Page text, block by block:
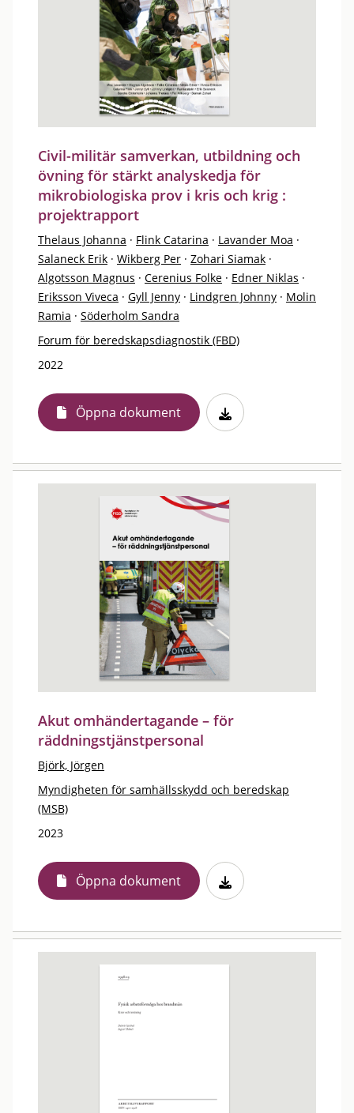
Civil-militär samverkan, utbildning och
övning för stärkt analyskedja för
mikrobiologiska prov i kris och krig :
projektrapport
Thelaus Johanna · Flink Catarina · Lavander Moa ·
Salaneck Erik · Wikberg Per · Zohari Siamak ·
Algotsson Magnus · Cerenius Folke · Edner Niklas ·
Eriksson Viveca · Gyll Jenny · Lindgren Johnny · Molin
Ramia · Söderholm Sandra
Forum för beredskapsdiagnostik (FBD)
2022
Öppna dokument
Akut omhändertagande – för
räddningstjänstpersonal
Björk, Jörgen
Myndigheten för samhällsskydd och beredskap
(MSB)
2023
Öppna dokument